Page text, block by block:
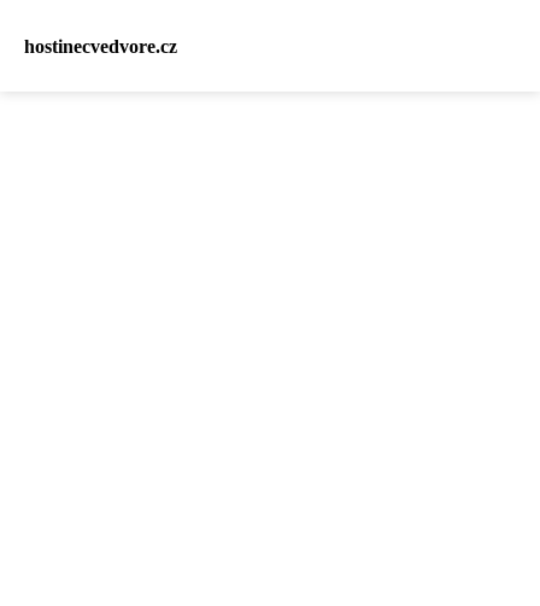
hostinecvedvore.cz